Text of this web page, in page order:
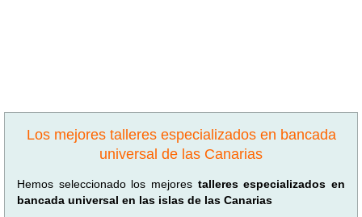
Los mejores talleres especializados en bancada
universal de las Canarias
Hemos seleccionado los mejores talleres especializados en
bancada universal en las islas de las Canarias